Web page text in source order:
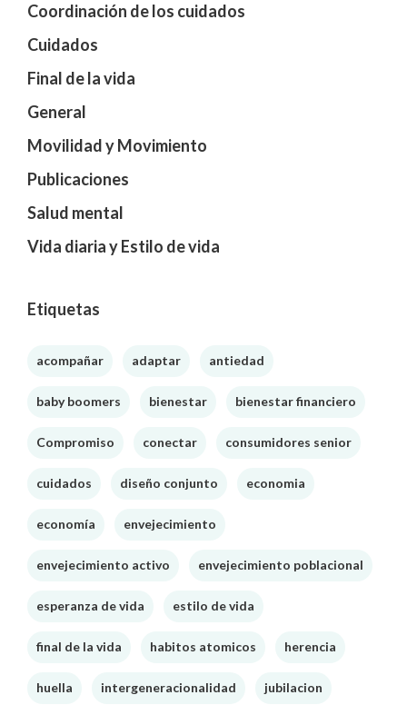
Coordinación de los cuidados
Cuidados
Final de la vida
General
Movilidad y Movimiento
Publicaciones
Salud mental
Vida diaria y Estilo de vida
Etiquetas
acompañar adaptar antiedad
baby boomers bienestar bienestar financiero
Compromiso conectar consumidores senior
cuidados diseño conjunto economia
economía envejecimiento
envejecimiento activo envejecimiento poblacional
esperanza de vida estilo de vida
final de la vida habitos atomicos herencia
huella intergeneracionalidad jubilacion